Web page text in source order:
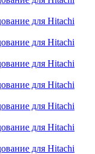
для Hitachi
для Hitachi
для Hitachi
для Hitachi
для Hitachi
для Hitachi
для Hitachi